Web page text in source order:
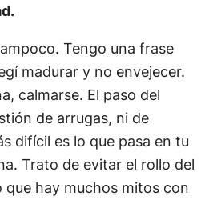
Tengo una frase
madurar y no envejecer.
calmarse. El paso del
de arrugas, ni de
difícil es lo que pasa en tu
Trato de evitar el rollo del
que hay muchos mitos con